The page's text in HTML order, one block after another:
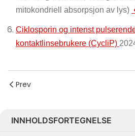
mitokondriell absorpsjon av lys)
Ciklosporin og intenst
kontaktlinsebrukere (CycliP)
Prev
INNHOLDSFORTEGNELSE